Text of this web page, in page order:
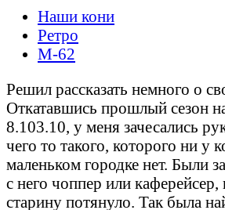
Наши кони
Ретро
М-62
Решил рассказать немного о
Откатавшись прошлый сезон
8.103.10, у меня зачесались
чего то такого, которого ни у
маленьком городке нет. Были
с него чоппер или
старину потянуло. Так была